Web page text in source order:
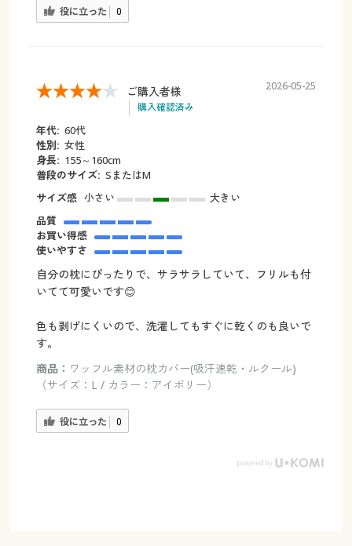
役に立った 0
ご購入者様
購入確認済み
2026-05-25
年代: 60代
性別: 女性
身長: 155～160cm
普段のサイズ: SまたはM
サイズ感 小さい
大きい
品質
お買い得感
使いやすさ
自分の枕にぴったりで、サラサラしていて、フリルも付
いてて可愛いです😊
色も剥げにくいので、洗濯してもすぐに乾くのも良いで
す。
商品： ワッフル素材の枕カバー(吸汗速乾・ルクール)
（サイズ：L / カラー：アイボリー）
役に立った 0